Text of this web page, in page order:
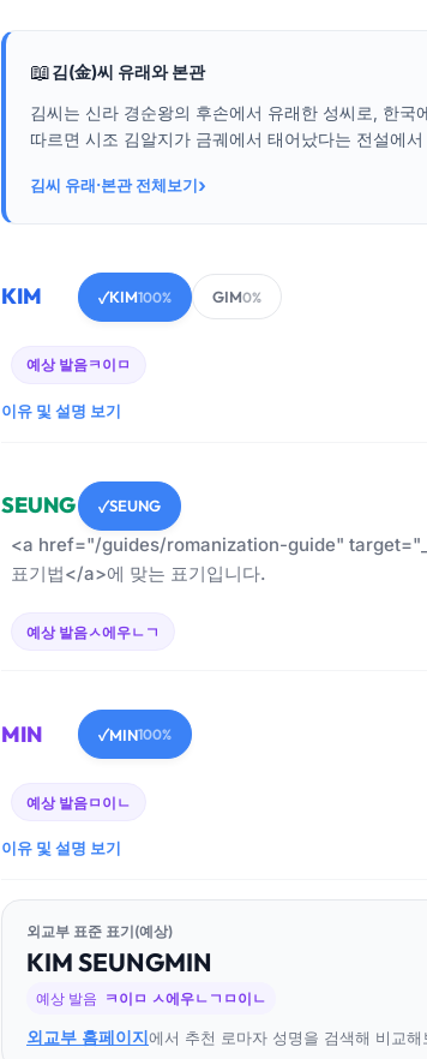
📖김(金)씨 유래와 본관
김씨는 신라 경순왕의 후손에서 유래한 성씨로, 한
따르면 시조 김알지가 금궤에서 태어났다는 전설에
김씨 유래·본관 전체보기›
KIM ✓KIM100% GIM0%
예상 발음ㅋ이ㅁ
이유 및 설명 보기
SEUNG ✓SEUNG
<a href="/guides/romanization-guide"
표기법</a>에 맞는 표기입니다.
예상 발음ㅅ에우ㄴㄱ
MIN ✓MIN100%
예상 발음ㅁ이ㄴ
이유 및 설명 보기
외교부 표준 표기(예상)
KIMSEUNGMIN
예상 발음 ㅋ이ㅁ ㅅ에우ㄴㄱㅁ이ㄴ
외교부 홈페이지에서 추천 로마자 성명을 검색해 비교해